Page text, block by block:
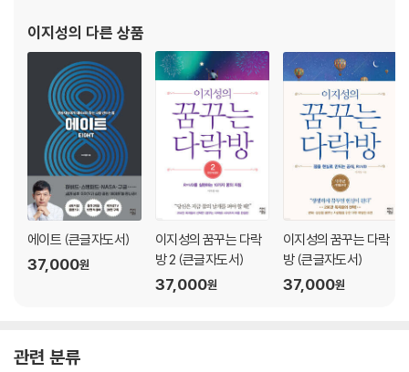
-우량주식 장기복리 투자의 기적
폭락을 견뎌낼 믿음 혹은 용기
-한 번의 투자를 위해 그가 공부한 시간, 50년
-모두가 버릴 때야말로 사랑할 때
부자는 결코 조급하지 않다
-핵심은 원칙과 철학이다
-애플 주식은 지금이 가장 쌀지도 모른다
PART 3_이제, 어디에 투자할 것인가
: ‘미래의 부’를 창출하는 10가지 방법
-1억이 804억이 되는 데 걸린 시간
이지성의 다른 상품
에이트 (큰글자도서)
37,000원
이지성의 꿈꾸는 다락
방 2 (큰글자도서)
37,000원
이지성의 꿈꾸는 다락
방 (큰글자도서)
37,000원
관련 분류